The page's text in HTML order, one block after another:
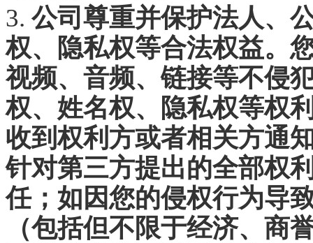
3. 公司尊重并保护法人、
权、隐私权等合法权益。
视频、音频、链接等不侵
权、姓名权、隐私权等权
收到权利方或者相关方通
针对第三方提出的全部权
任；如因您的侵权行为导
（包括但不限于经济、商